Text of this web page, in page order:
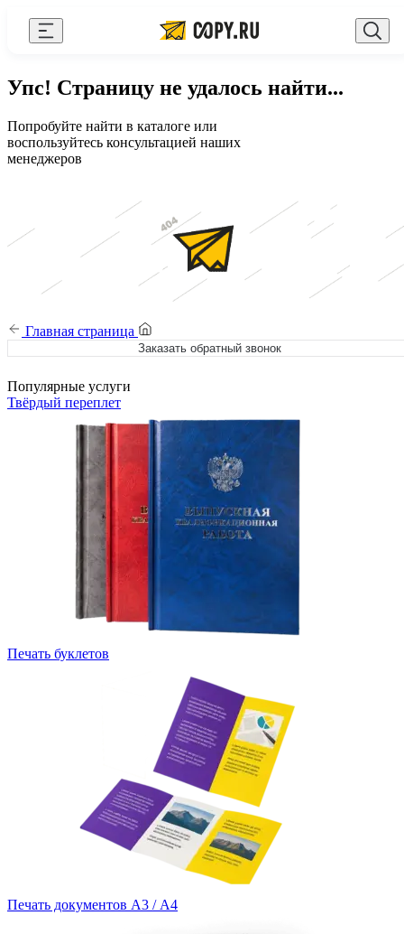
API и интеграции
Сувениры с логотипом
Блог
Публичная оферта
Клуб привилегий
Вакансии
О компании
Написать директору
Арендодателям
Портфолио
Франшиза
Упс! Страницу не удалось найти...
Попробуйте найти в каталоге или
воспользуйтесь консультацией наших
менеджеров
Главная страница
Заказать обратный звонок
Популярные услуги
Твёрдый переплет
Печать буклетов
Печать документов А3 / А4